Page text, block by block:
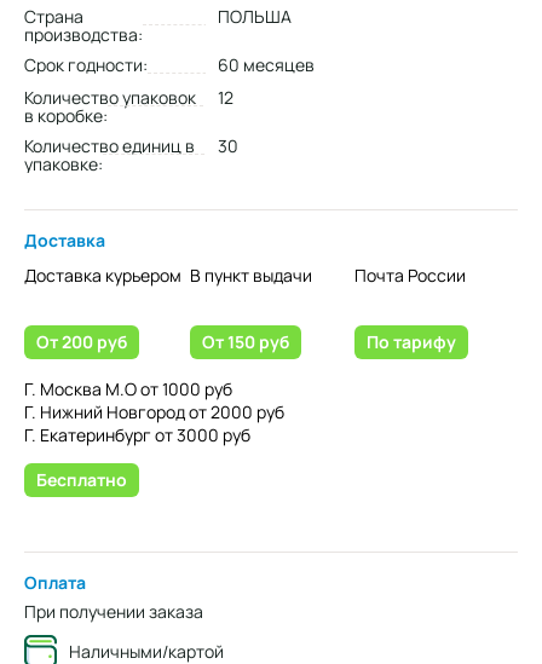
Страна
производства:
ПОЛЬША
Срок годности:
60 месяцев
Количество упаковок
в коробке:
12
Количество единиц в
упаковке:
30
Доставка
Доставка курьером
От 200 руб
Г. Москва М.О от 1000 руб
Г. Нижний Новгород от 2000 руб
Г. Екатеринбург от 3000 руб
Бесплатно
В пункт выдачи
От 150 руб
Почта России
По тарифу
Оплата
При получении заказа
Наличными/картой